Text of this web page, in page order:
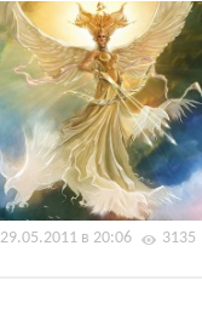
29.05.2011 в 20:06 3135